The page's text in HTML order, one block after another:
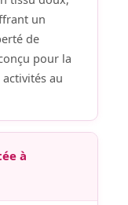
un
de
pour la
au
à